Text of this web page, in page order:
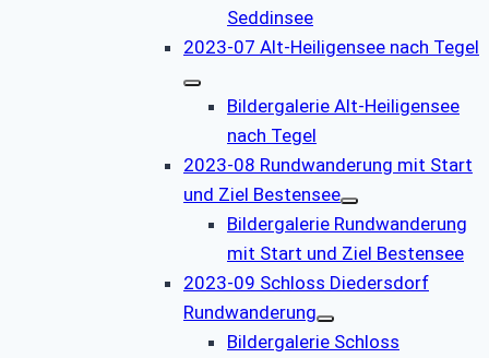
Seddinsee
2023-07 Alt-Heiligensee nach Tegel
Bildergalerie Alt-Heiligensee
nach Tegel
2023-08 Rundwanderung mit Start
und Ziel Bestensee
Bildergalerie Rundwanderung
mit Start und Ziel Bestensee
2023-09 Schloss Diedersdorf
Rundwanderung
Bildergalerie Schloss